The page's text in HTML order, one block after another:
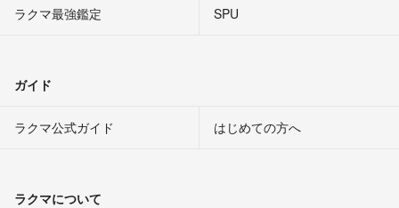
ラクマ最強鑑定
SPU
ガイド
ラクマ公式ガイド はじめての方へ
ラクマについて